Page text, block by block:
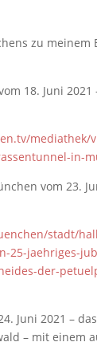
zu meinem
18. Juni 2021
mediathek/
in-
vom 23.
stadt/
25-jaehriges-
der-
Juni 2021 –
– mit einem